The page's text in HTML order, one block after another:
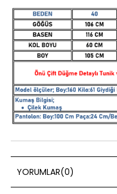
YORUMLAR(0)